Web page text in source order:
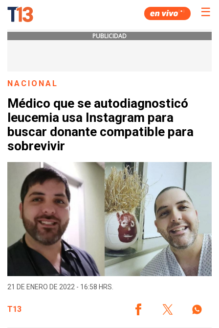
☰
PUBLICIDAD
NACIONAL
Médico que se autodiagnosticó
leucemia usa Instagram para
buscar donante compatible para
sobrevivir
21 DE ENERO DE 2022 - 16:58 HRS.
T13